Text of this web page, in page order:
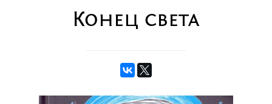
Конец света